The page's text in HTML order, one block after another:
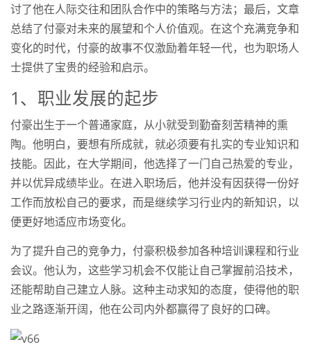
讨了他在人际交往和团队合作中的策略与方法；最后，文章
总结了付豪对未来的展望和个人价值观。在这个充满竞争和
变化的时代，付豪的故事不仅激励着年轻一代，也为职场人
士提供了宝贵的经验和启示。
1、职业发展的起步
付豪出生于一个普通家庭，从小就受到勤奋刻苦精神的熏
陶。他明白，要想有所成就，就必须要有扎实的专业知识和
技能。因此，在大学期间，他选择了一门自己热爱的专业，
并以优异成绩毕业。在进入职场后，他并没有因获得一份好
工作而放松自己的要求，而是继续学习行业内的新知识，以
便更好地适应市场变化。
为了提升自己的竞争力，付豪积极参加各种培训课程和行业
会议。他认为，这些学习机会不仅能让自己掌握前沿技术，
还能帮助自己建立人脉。这种主动求知的态度，使得他的职
业之路逐渐开阔，他在公司内外都赢得了良好的口碑。